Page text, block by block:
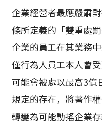
企業經營者最應嚴肅
條所定義的「雙重處
企業的員工在其業務
僅行為人員工本人會
可能會被處以最高3億
規定的存在，將著作
轉變為可能動搖企業